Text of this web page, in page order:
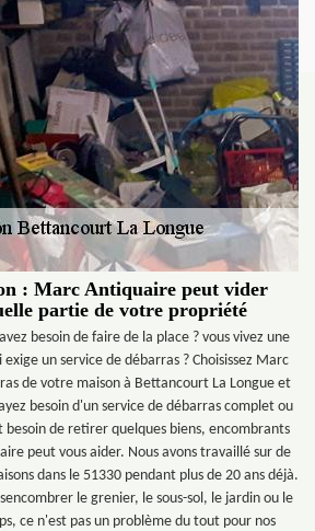
: Marc Antiquaire peut vider
partie de votre propriété
besoin de faire de la place ? vous vivez une
un service de débarras ? Choisissez Marc
de votre maison à Bettancourt La Longue et
besoin d'un service de débarras complet ou
besoin de retirer quelques biens, encombrants
peut vous aider. Nous avons travaillé sur de
dans le 51330 pendant plus de 20 ans déjà.
le grenier, le sous-sol, le jardin ou le
ce n'est pas un problème du tout pour nos